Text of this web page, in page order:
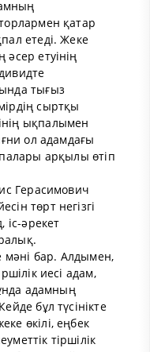
қатар
етеді. Жеке
етуінің
тығыз
сыртқы
ықпалымен
ол адамдағы
арқылы өтіп
Герасимович
төрт негізгі
іс-әрекет
мәні бар. Алдымен,
иесі адам,
адамның
бұл түсінікте
өкілі, еңбек
тіршілік